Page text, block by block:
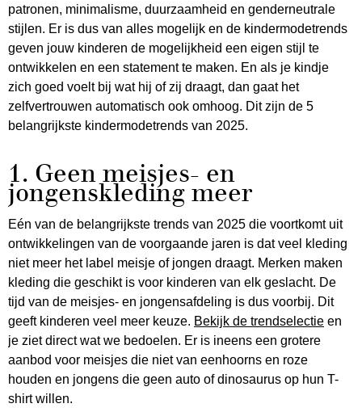
patronen, minimalisme, duurzaamheid en genderneutrale
stijlen. Er is dus van alles mogelijk en de kindermodetrends
geven jouw kinderen de mogelijkheid een eigen stijl te
ontwikkelen en een statement te maken. En als je kindje
zich goed voelt bij wat hij of zij draagt, dan gaat het
zelfvertrouwen automatisch ook omhoog. Dit zijn de 5
belangrijkste kindermodetrends van 2025.
1. Geen meisjes- en
jongenskleding meer
Eén van de belangrijkste trends van 2025 die voortkomt uit
ontwikkelingen van de voorgaande jaren is dat veel kleding
niet meer het label meisje of jongen draagt. Merken maken
kleding die geschikt is voor kinderen van elk geslacht. De
tijd van de meisjes- en jongensafdeling is dus voorbij. Dit
geeft kinderen veel meer keuze. Bekijk de trendselectie en
je ziet direct wat we bedoelen. Er is ineens een grotere
aanbod voor meisjes die niet van eenhoorns en roze
houden en jongens die geen auto of dinosaurus op hun T-
shirt willen.